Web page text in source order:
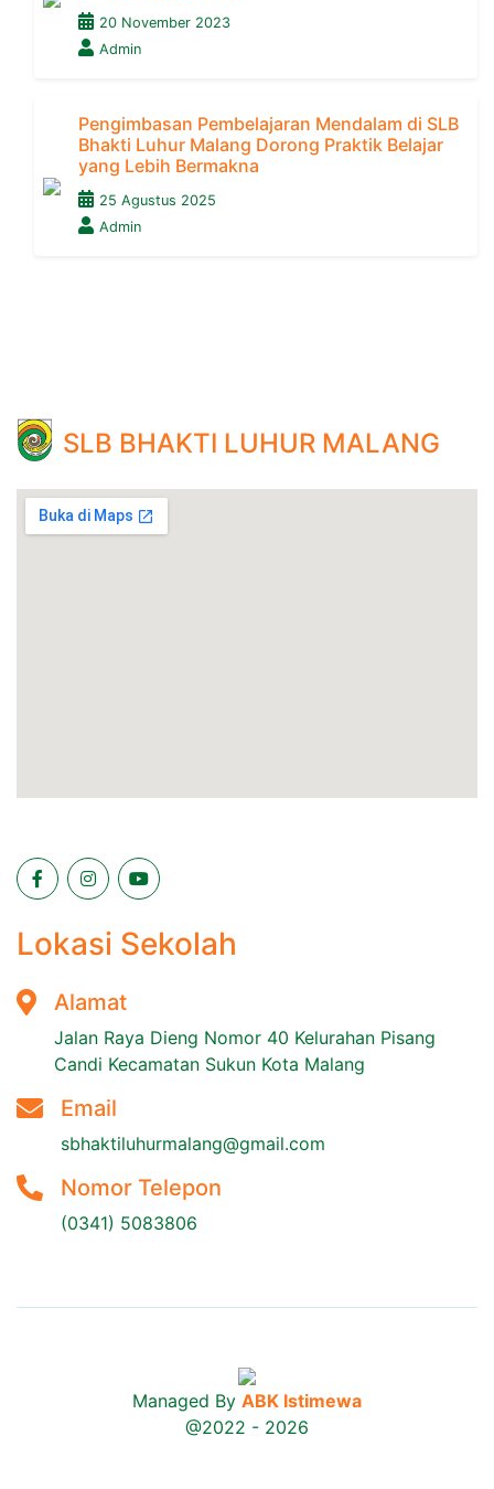
20 November 2023
Admin
Pengimbasan Pembelajaran Mendalam di SLB
Bhakti Luhur Malang Dorong Praktik Belajar
yang Lebih Bermakna
25 Agustus 2025
Admin
SLB BHAKTI LUHUR MALANG
Lokasi Sekolah
Alamat
Jalan Raya Dieng Nomor 40 Kelurahan Pisang
Candi Kecamatan Sukun Kota Malang
Email
sbhaktiluhurmalang@gmail.com
Nomor Telepon
(0341) 5083806
Managed By ABK Istimewa
@2022 - 2026